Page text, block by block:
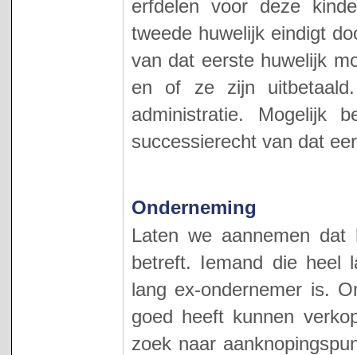
erfdelen voor deze
tweede huwelijk eindigt
van dat eerste huwelijk
en of ze zijn
administratie. Mogelijk
successierecht van dat
Onderneming
Laten we aannemen dat
betreft. Iemand die heel
lang ex-ondernemer is.
goed heeft kunnen
zoek naar